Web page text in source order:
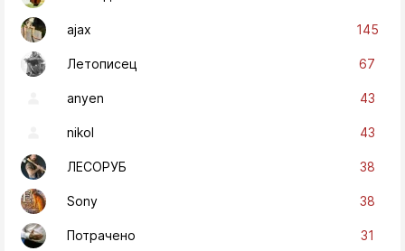
ajax 145
Летописец 67
anyen 43
nikol 43
ЛЕСОРУБ 38
Sony 38
Потрачено 31